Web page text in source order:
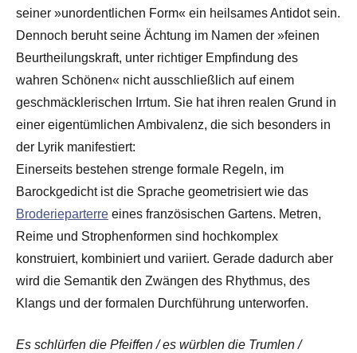
seiner »unordentlichen Form« ein heilsames Antidot sein.
Dennoch beruht seine Ächtung im Namen der »feinen
Beurtheilungskraft, unter richtiger Empfindung des
wahren Schönen« nicht ausschließlich auf einem
geschmäcklerischen Irrtum. Sie hat ihren realen Grund in
einer eigentümlichen Ambivalenz, die sich besonders in
der Lyrik manifestiert:
Einerseits bestehen strenge formale Regeln, im
Barockgedicht ist die Sprache geometrisiert wie das
Broderieparterre eines französischen Gartens. Metren,
Reime und Strophenformen sind hochkomplex
konstruiert, kombiniert und variiert. Gerade dadurch aber
wird die Semantik den Zwängen des Rhythmus, des
Klangs und der formalen Durchführung unterworfen.
Es schlürfen die Pfeiffen / es würblen die Trumlen /